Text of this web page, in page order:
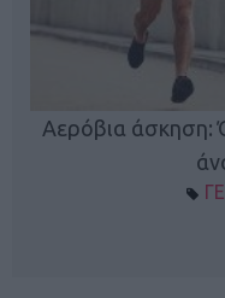
Αερόβια άσκηση: